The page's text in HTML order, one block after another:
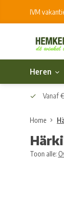
IVM
Heren
Vanaf
Home
Toon alle: